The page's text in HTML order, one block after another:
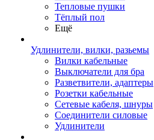
Тепловые пушки
Тёплый пол
Ещё
Удлинители, вилки, разьемы
Вилки кабельные
Выключатели для бра
Разветвители, адаптеры
Розетки кабельные
Сетевые кабеля, шнуры
Соединители силовые
Удлинители